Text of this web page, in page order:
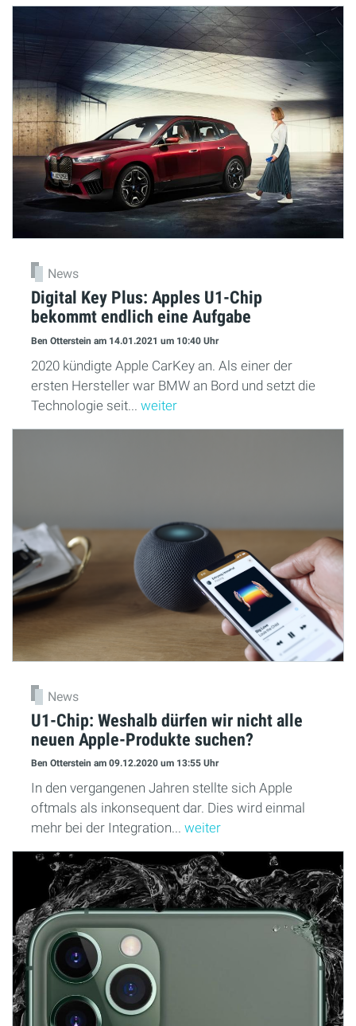
News
Digital Key Plus: Apples U1-Chip
bekommt endlich eine Aufgabe
Ben Otterstein am 14.01.2021 um 10:40 Uhr
2020 kündigte Apple CarKey an. Als einer der
ersten Hersteller war BMW an Bord und setzt die
Technologie seit... weiter
News
U1-Chip: Weshalb dürfen wir nicht alle
neuen Apple-Produkte suchen?
Ben Otterstein am 09.12.2020 um 13:55 Uhr
In den vergangenen Jahren stellte sich Apple
oftmals als inkonsequent dar. Dies wird einmal
mehr bei der Integration... weiter